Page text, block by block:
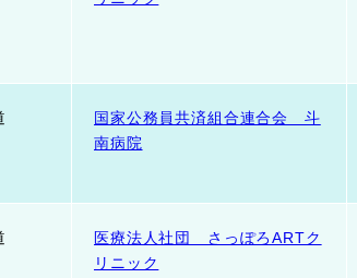
国家公務員共済組合連合会 斗
南病院
医療法人社団 さっぽろARTク
リニック